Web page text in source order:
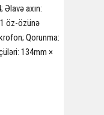
Əlavə axın:
öz-özünə
Qorunma:
134mm ×